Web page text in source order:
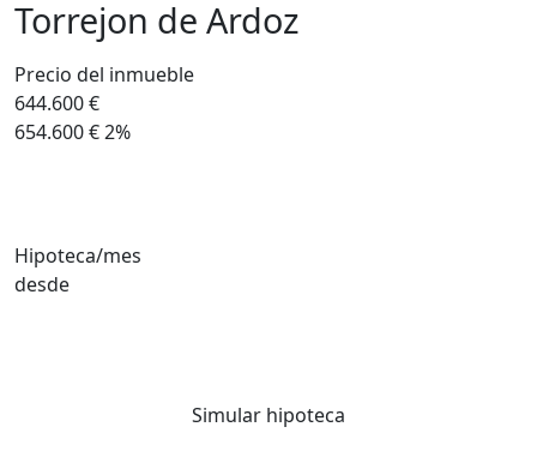
Torrejon de Ardoz
Precio del inmueble
644.600 €
654.600 €2%
Hipoteca/mes
desde
Simular hipoteca